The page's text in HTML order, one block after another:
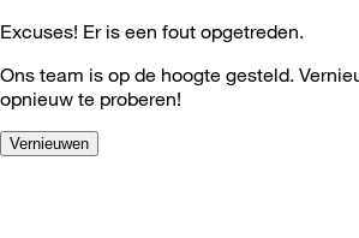
Excuses! Er is een fout opgetreden.
Ons team is op de hoogte gesteld.
opnieuw te proberen!
Vernieuwen